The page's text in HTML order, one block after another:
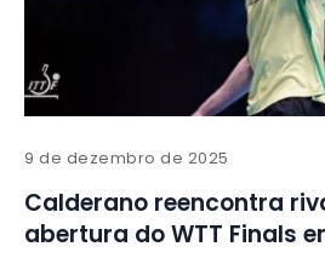
9 de dezembro de 2025
Calderano reencontra
abertura do WTT Finals